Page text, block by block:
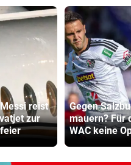
reist
zur
Gegen
mauern? Für
WAC keine